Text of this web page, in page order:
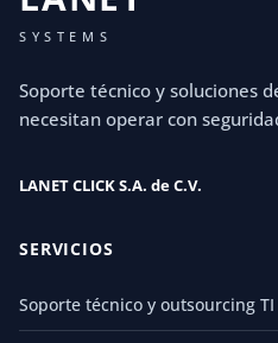
SYSTEMS
Soporte técnico y soluciones
necesitan operar con
LANET CLICK S.A. de C.V.
SERVICIOS
Soporte técnico y outsourcing TI